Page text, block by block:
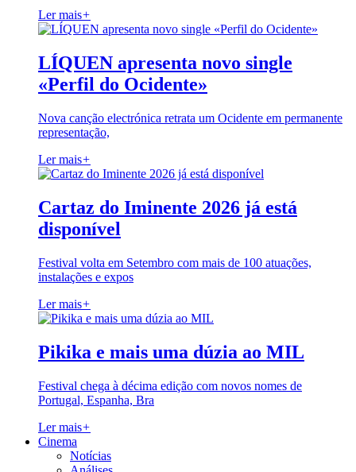
Ler mais+
LÍQUEN apresenta novo single
«Perfil do Ocidente»
Nova canção electrónica retrata um Ocidente em permanente
representação,
Ler mais+
Cartaz do Iminente 2026 já está
disponível
Festival volta em Setembro com mais de 100 atuações,
instalações e expos
Ler mais+
Pikika e mais uma dúzia ao MIL
Festival chega à décima edição com novos nomes de
Portugal, Espanha, Bra
Ler mais+
Cinema
Notícias